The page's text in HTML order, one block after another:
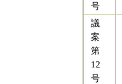
号
議
案
第
12
号